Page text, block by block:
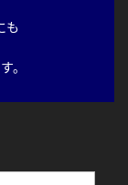
も
。